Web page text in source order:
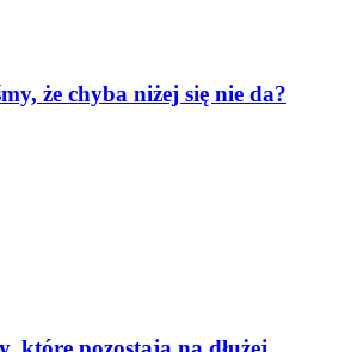
że chyba niżej się nie da?